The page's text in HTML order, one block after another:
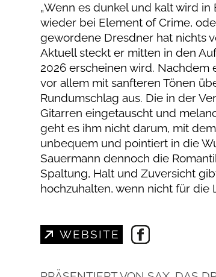
„Wenn es dunkel und kalt wird in
wieder bei Element of Crime,
gewordene Dresdner hat nichts
Aktuell steckt er mitten in den
2026 erscheinen wird. Nachdem
vor allem mit sanfteren Tönen
Rundumschlag aus. Die in der
Gitarren eingetauscht und
geht es ihm nicht darum, mit
unbequem und pointiert in die
Sauermann dennoch die
Spaltung, Halt und Zuversicht
hochzuhalten, wenn nicht für die
WEBSITE